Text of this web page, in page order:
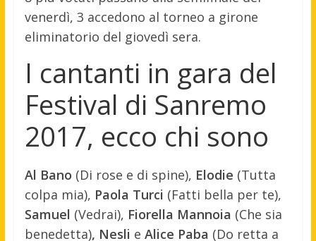
venerdì, 3 accedono al torneo a girone
eliminatorio del giovedì sera.
I cantanti in gara del
Festival di Sanremo
2017, ecco chi sono
Al Bano (Di rose e di spine), Elodie (Tutta
colpa mia), Paola Turci (Fatti bella per te),
Samuel (Vedrai), Fiorella Mannoia (Che sia
benedetta), Nesli e Alice Paba (Do retta a